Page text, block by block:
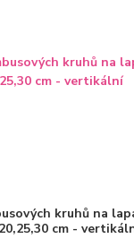
kruhů na
cm -